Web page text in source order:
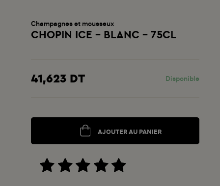
Champagnes et mousseux
CHOPIN ICE - BLANC - 75CL
41,623 DT Disponible
AJOUTER AU PANIER